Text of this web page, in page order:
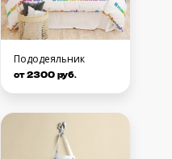
Пододеяльник
от 2300 руб.